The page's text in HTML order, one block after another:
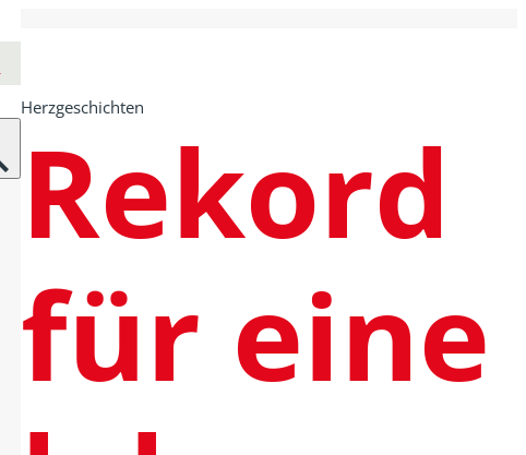
Herzgeschichten
Rekord
für eine